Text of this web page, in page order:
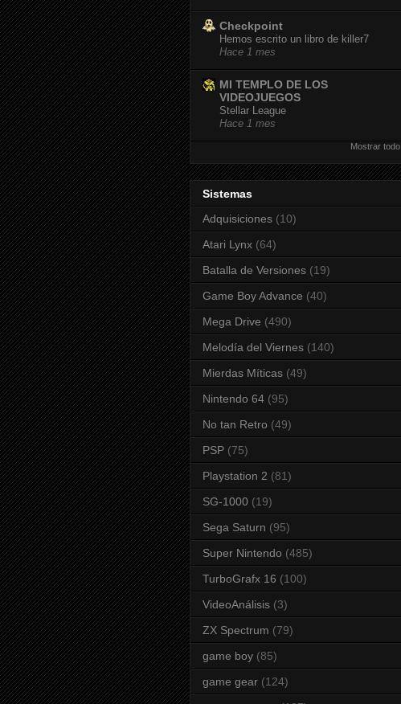
Checkpoint
Hemos escrito un libro de killer7
Hace 1 mes
MI TEMPLO DE LOS
VIDEOJUEGOS
Stellar League
Hace 1 mes
Mostrar todo
Sistemas
Adquisiciones (10)
Atari Lynx (64)
Batalla de Versiones (19)
Game Boy Advance (40)
Mega Drive (490)
Melodía del Viernes (140)
Mierdas Míticas (49)
Nintendo 64 (95)
No tan Retro (49)
PSP (75)
Playstation 2 (81)
SG-1000 (19)
Sega Saturn (95)
Super Nintendo (485)
TurboGrafx 16 (100)
VideoAnálisis (3)
ZX Spectrum (79)
game boy (85)
game gear (124)